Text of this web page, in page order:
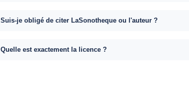
Suis-je obligé de citer LaSonotheque ou l'auteur ?
Quelle est exactement la licence ?